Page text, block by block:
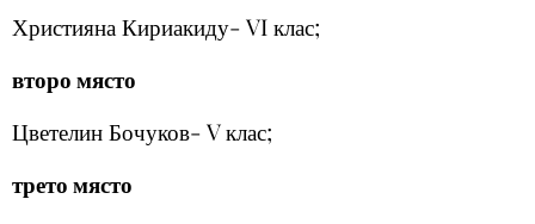
Християна Кириакиду- VI клас;
второ място
Цветелин Бочуков- V клас;
трето място